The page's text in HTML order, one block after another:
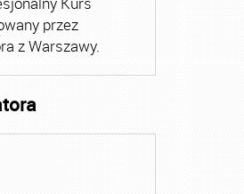
przez
z Warszawy.